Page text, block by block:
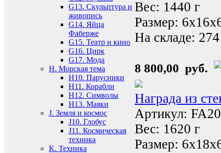
G13. Скульптура и
живопись
G14. Яйца
Фаберже
G15. Театр и кино
G16. Цирк
G17. Мода
H. Морская тема
H10. Парусники
H11. Корабли
H12. Символы
H13. Маяки
J. Земля и космос
J10. Глобус
J11. Космическая
техника
K. Техника
Вес: 1440 г
Размер:
На складе:
8 800,00 руб.
Награда из
Артикул:
Вес: 1620 г
Размер: